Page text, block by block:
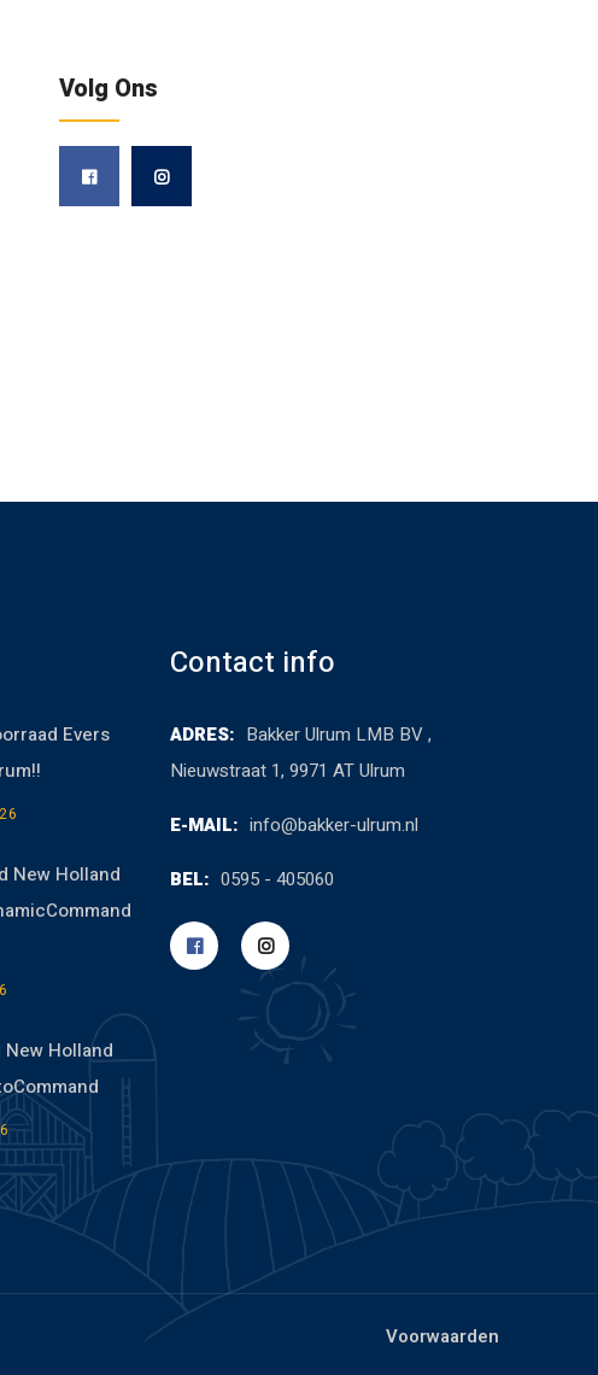
Volg Ons
Evers
New Holland
Holland
Contact info
ADRES: Bakker Ulrum LMB BV ,
Nieuwstraat 1, 9971 AT Ulrum
E-MAIL: info@bakker-ulrum.nl
BEL: 0595 - 405060
Voorwaarden